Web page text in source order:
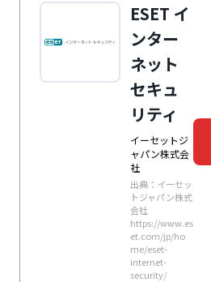
ESET イ
ンター
ネット
セキュ
リティ
イーセットジ
ャパン株式会
社
出典：イーセッ
トジャパン株式
会社
https://www.es
et.com/jp/ho
me/eset-
internet-
security/